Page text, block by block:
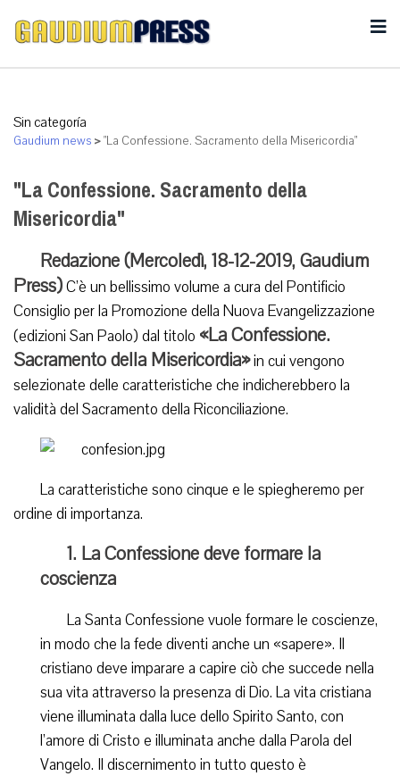
Sin categoría
Gaudium news >"La Confessione. Sacramento della Misericordia"
"La Confessione. Sacramento della
Misericordia"
Redazione (Mercoledì, 18-12-2019, Gaudium
Press)C’è un bellissimo volume a cura del Pontificio
Consiglio per la Promozione della Nuova Evangelizzazione
(edizioni San Paolo) dal titolo «La Confessione.
Sacramento della Misericordia»in cui vengono
selezionate delle caratteristiche che indicherebbero la
validità del Sacramento della Riconciliazione.
La caratteristiche sono cinque e le spiegheremo per
ordine di importanza.
1. La Confessione deve formare la
coscienza
La Santa Confessione vuole formare le coscienze,
in modo che la fede diventi anche un «sapere». Il
cristiano deve imparare a capire ciò che succede nella
sua vita attraverso la presenza di Dio. La vita cristiana
viene illuminata dalla luce dello Spirito Santo, con
l’amore di Cristo e illuminata anche dalla Parola del
Vangelo. Il discernimento in tutto questo è